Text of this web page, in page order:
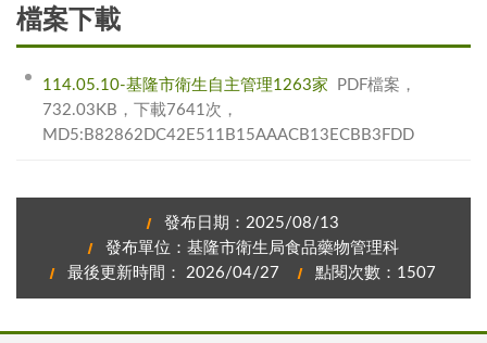
檔案下載
114.05.10-基隆市衛生自主管理1263家
PDF檔案，
732.03KB，下載7641次，
MD5:B82862DC42E511B15AAACB13ECBB3FDD
發布日期：2025/08/13
發布單位：基隆市衛生局食品藥物管理科
最後更新時間： 2026/04/27
點閱次數：1507